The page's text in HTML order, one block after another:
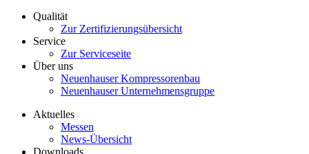
Qualität
Zur Zertifizierungsübersicht
Service
Zur Serviceseite
Über uns
Neuenhauser Kompressorenbau
Neuenhauser Unternehmensgruppe
Aktuelles
Messen
News-Übersicht